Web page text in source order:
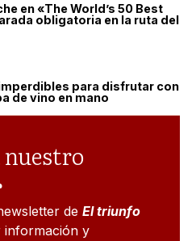
en «The World’s 50 Best
obligatoria en la ruta del
para disfrutar con
de vino en mano
de El triunfo
información y